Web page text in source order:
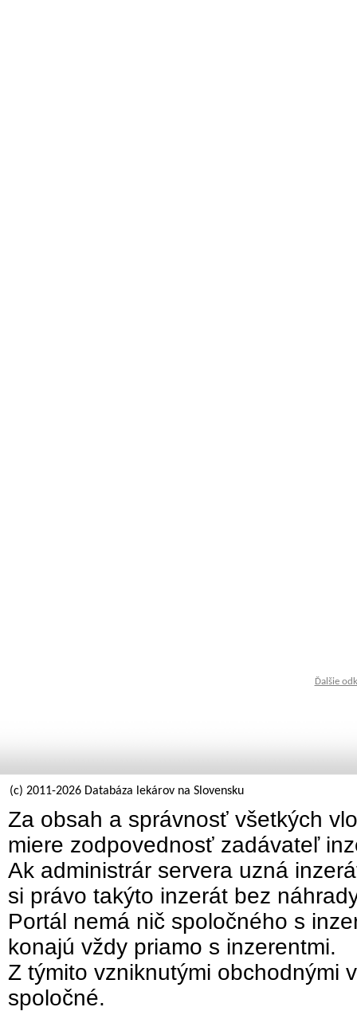
Ďalšie
(c) 2011-2026 Databáza lekárov na Slovensku
Za obsah a správnosť všetkých
miere zodpovednosť zadávateľ
Ak administrár servera uzná
si právo takýto inzerát bez
Portál nemá nič spoločného s
konajú vždy priamo s inzerentmi.
Z týmito vzniknutými obchodnými
spoločné.